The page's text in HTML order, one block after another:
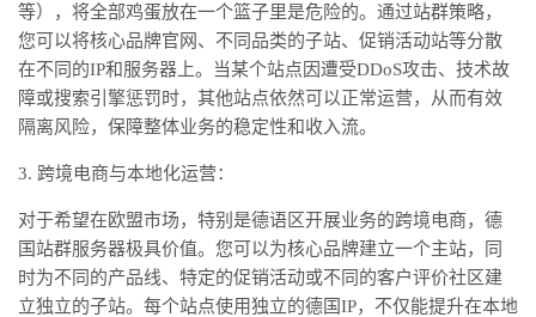
等），将全部鸡蛋放在一个篮子里是危险的。通过站群策略，
您可以将核心品牌官网、不同品类的子站、促销活动站等分散
在不同的IP和服务器上。当某个站点因遭受DDoS攻击、技术故
障或搜索引擎惩罚时，其他站点依然可以正常运营，从而有效
隔离风险，保障整体业务的稳定性和收入流。
3. 跨境电商与本地化运营：
对于希望在欧盟市场，特别是德语区开展业务的跨境电商，德
国站群服务器极具价值。您可以为核心品牌建立一个主站，同
时为不同的产品线、特定的促销活动或不同的客户评价社区建
立独立的子站。每个站点使用独立的德国IP，不仅能提升在本地